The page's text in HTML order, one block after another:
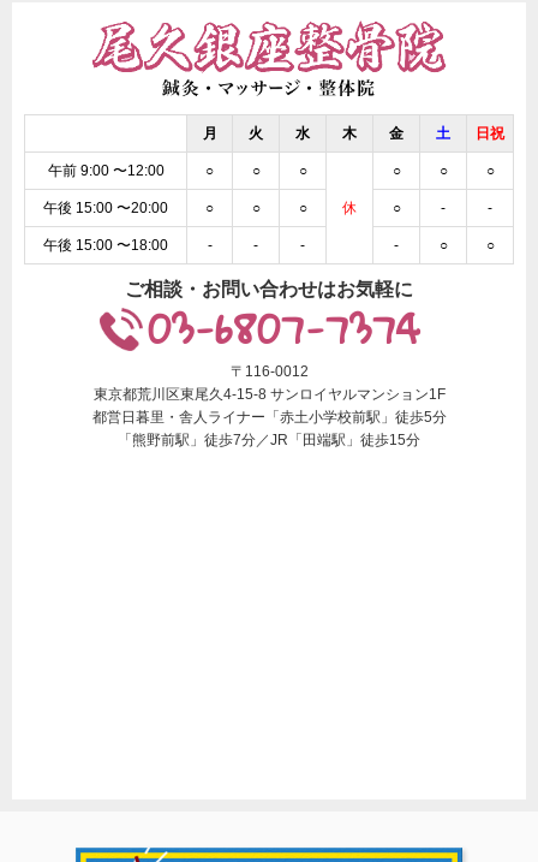
月 火 水 木 金 土 日祝
午前 9:00 〜12:00 ○ ○ ○
休
○ ○ ○
午後 15:00 〜20:00 ○ ○ ○ ○ - -
午後 15:00 〜18:00 - - - - ○ ○
ご相談・お問い合わせはお気軽に
03-6807-7374
〒116-0012
東京都荒川区東尾久4-15-8 サンロイヤルマンション1F
都営日暮里・舎人ライナー「赤土小学校前駅」徒歩5分
「熊野前駅」徒歩7分／JR「田端駅」徒歩15分